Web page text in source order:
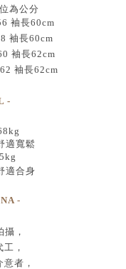
為公分
袖長60cm
袖長60cm
袖長62cm
袖長62cm
-
適寬鬆
適合身
-
攝 ，
工 ，
者，